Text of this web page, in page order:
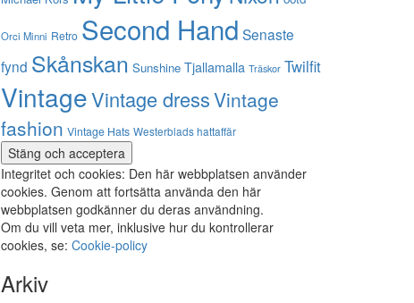
Orci Minni Retro Second Hand Senaste
fynd Skånskan Sunshine Tjallamalla Träskor Twilfit
VintageVintage dressVintage
fashion Vintage Hats Westerblads hattaffär
Integritet och cookies: Den här webbplatsen använder
cookies. Genom att fortsätta använda den här
webbplatsen godkänner du deras användning.
Om du vill veta mer, inklusive hur du kontrollerar
cookies, se: Cookie-policy
Arkiv